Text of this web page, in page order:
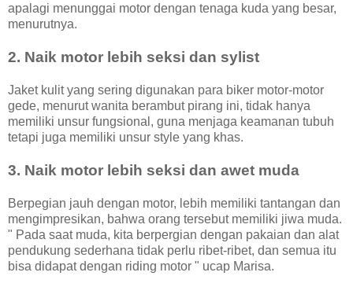
apalagi menunggai motor dengan tenaga kuda yang besar,
menurutnya.
2. Naik motor lebih seksi dan sylist
Jaket kulit yang sering digunakan para biker motor-motor
gede, menurut wanita berambut pirang ini, tidak hanya
memiliki unsur fungsional, guna menjaga keamanan tubuh
tetapi juga memiliki unsur style yang khas.
3. Naik motor lebih seksi dan awet muda
Berpegian jauh dengan motor, lebih memiliki tantangan dan
mengimpresikan, bahwa orang tersebut memiliki jiwa muda.
" Pada saat muda, kita berpergian dengan pakaian dan alat
pendukung sederhana tidak perlu ribet-ribet, dan semua itu
bisa didapat dengan riding motor " ucap Marisa.